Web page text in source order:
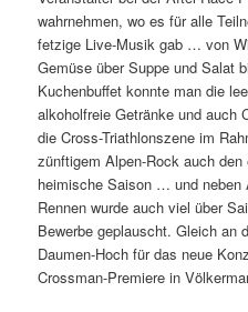
wahrnehmen, wo es für alle
fetzige Live-Musik gab … von
Gemüse über Suppe und Salat
Kuchenbuffet konnte man die
alkoholfreie Getränke und auch
die Cross-Triathlonszene im
zünftigem Alpen-Rock auch
heimische Saison … und neben
Rennen wurde auch viel über
Bewerbe geplauscht. Gleich an
Daumen-Hoch für das neue
Crossman-Premiere in